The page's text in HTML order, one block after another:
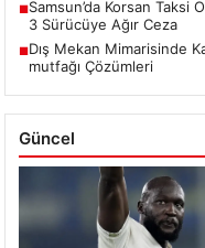
■Samsun’da Korsan Taksi
3 Sürücüye Ağır Ceza
■Dış Mekan Mimarisinde
mutfağı Çözümleri
Güncel